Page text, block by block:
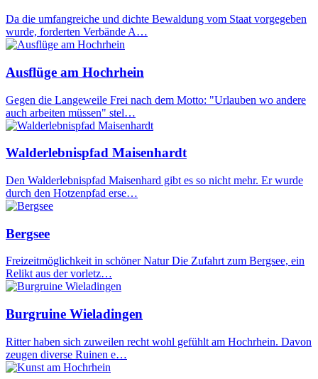
Da die umfangreiche und dichte Bewaldung vom Staat vorgegeben
wurde, forderten Verbände A…
Ausflüge am Hochrhein
Gegen die Langeweile Frei nach dem Motto: "Urlauben wo andere
auch arbeiten müssen" stel…
Walderlebnispfad Maisenhardt
Den Walderlebnispfad Maisenhard gibt es so nicht mehr. Er wurde
durch den Hotzenpfad erse…
Bergsee
Freizeitmöglichkeit in schöner Natur Die Zufahrt zum Bergsee, ein
Relikt aus der vorletz…
Burgruine Wieladingen
Ritter haben sich zuweilen recht wohl gefühlt am Hochrhein. Davon
zeugen diverse Ruinen e…